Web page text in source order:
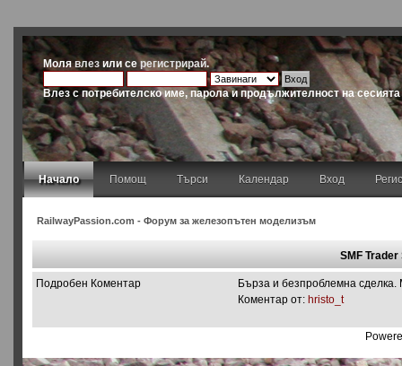
Молявлез или серегистрирай.
Влез с потребителско име, парола и продължителност на сесията
Начало Помощ Търси Календар Вход
RailwayPassion.com - Форум за железопътен моделизъм
SMF
Подробен Коментар
Бърза и безпроблемна сделка.
Коментар от: hristo_t